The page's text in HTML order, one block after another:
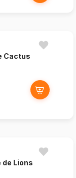
Cactus
de Lions